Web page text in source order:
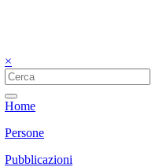
×
Home
Persone
Pubblicazioni